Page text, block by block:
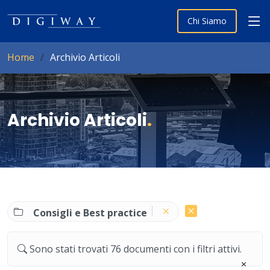
Chi Siamo
Home Archivio Articoli
Archivio Articoli.
Consigli e Best practice
Sono stati trovati 76 documenti con i filtri attivi.